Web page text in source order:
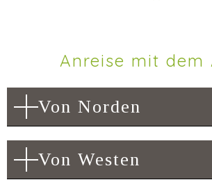
Anreise mit dem
Von Norden
Von Westen